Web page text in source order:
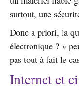
surtout, une
Donc a priori, la
électronique ? »
pas tout à fait le
Internet et